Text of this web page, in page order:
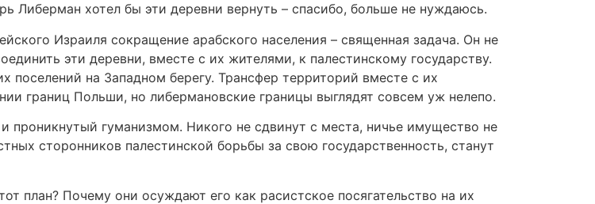
Либерман хотел бы эти деревни вернуть – спасибо, больше не нуждаюсь.
Израиля сокращение арабского населения – священная задача. Он не
эти деревни, вместе с их жителями, к палестинскому государству.
поселений на Западном берегу. Трансфер территорий вместе с их
границ Польши, но либермановские границы выглядят совсем уж нелепо.
проникнутый гуманизмом. Никого не сдвинут с места, ничье имущество не
сторонников палестинской борьбы за свою государственность, станут
план? Почему они осуждают его как расистское посягательство на их